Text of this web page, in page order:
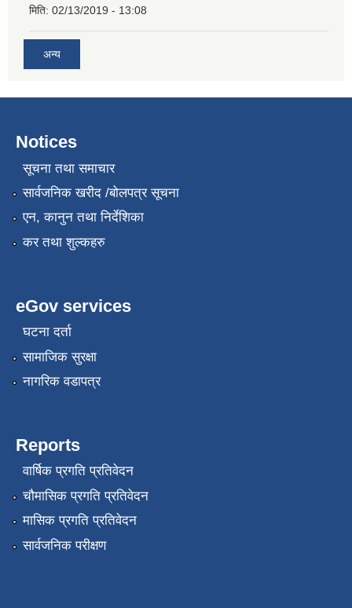
मिति: 02/13/2019 - 13:08
अन्य
Notices
सूचना तथा समाचार
सार्वजनिक खरीद /बोलपत्र सूचना
एन, कानुन तथा निर्देशिका
कर तथा शुल्कहरु
eGov services
घटना दर्ता
सामाजिक सुरक्षा
नागरिक वडापत्र
Reports
वार्षिक प्रगति प्रतिवेदन
चौमासिक प्रगति प्रतिवेदन
मासिक प्रगति प्रतिवेदन
सार्वजनिक परीक्षण